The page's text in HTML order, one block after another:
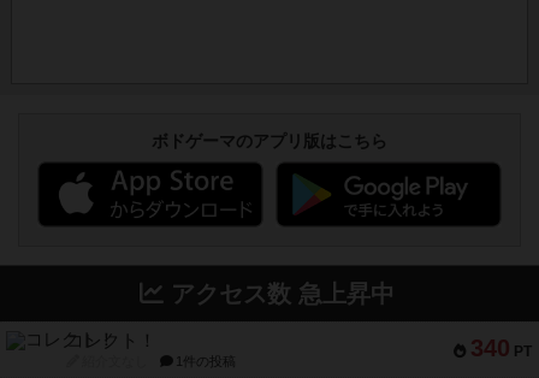
ボドゲーマのアプリ版はこちら
アクセス数 急上昇中
340 PT
コレクト！
1件の投稿